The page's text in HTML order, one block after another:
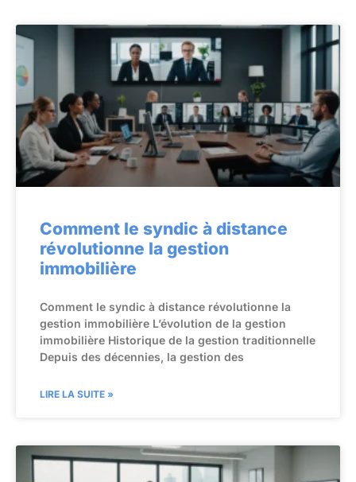
Comment le syndic à distance
révolutionne la gestion
immobilière
Comment le syndic à distance révolutionne la
gestion immobilière L’évolution de la gestion
immobilière Historique de la gestion traditionnelle
Depuis des décennies, la gestion des
LIRE LA SUITE »